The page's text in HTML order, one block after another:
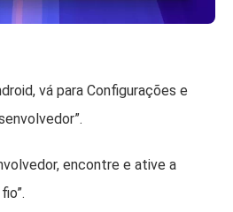
vá para Configurações e
encontre e ative a